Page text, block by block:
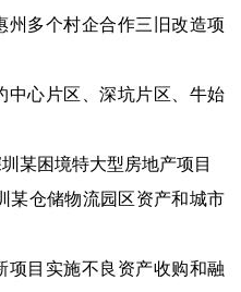
州多个村企合作三旧改造项
中心片区、深坑片区、牛始
某困境特大型房地产项目
某仓储物流园区资产和城市
项目实施不良资产收购和融